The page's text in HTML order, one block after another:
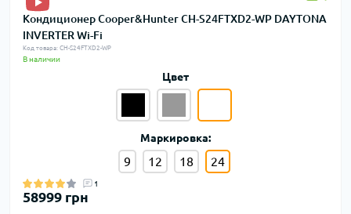
Кондиционер Cooper&Hunter CH-S24FTXD2-WP DAYTONA
INVERTER Wi-Fi
Код товара: CH-S24FTXD2-WP
В наличии
Цвет
Маркировка:
9 12 18 24
1
58999 грн